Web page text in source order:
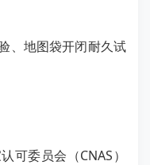
、地图袋开闭耐久试
可委员会（CNAS）